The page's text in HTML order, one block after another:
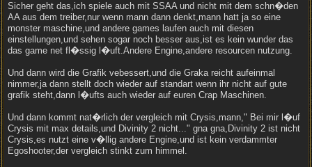
Sicher geht das,ich spiele auch mit SSAA und nicht mit dem schn�den
AA aus dem treiber,nur wenn mann dann denkt,mann hatt ja so eine
monster maschine,und andere games laufen auch mit diesen
einstellungen,und sehen sogar noch besser aus,ist es kein wunder das
das game net fl�ssig l�uft.Andere Engine,andere resourcen nutzung.
Und dann wird die Grafik vebessert,und die Graka reicht aufeinmal
nimmer,ja dann stellt doch wieder auf standart wenn ihr nicht auf gute
grafik steht,dann l�ufts auch wieder auf euren Crap Maschinen.
Und dann kommt nat�rlich der vergleich mit Crysis,mann," Bei mir l�uf
Crysis mit max details,und Divinity 2 nicht..." gna gna,Divinity 2 ist nicht
Crysis,es nutzt eine v�llig andere Engine,und ist kein verdammter
Egoshooter,der vergleich stinkt zum himmel.